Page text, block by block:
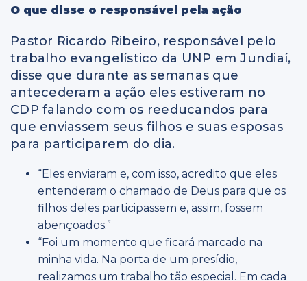
O que disse o responsável pela ação
Pastor Ricardo Ribeiro, responsável pelo
trabalho evangelístico da UNP em Jundiaí,
disse que durante as semanas que
antecederam a ação eles estiveram no
CDP falando com os reeducandos para
que enviassem seus filhos e suas esposas
para participarem do dia.
“Eles enviaram e, com isso, acredito que eles
entenderam o chamado de Deus para que os
filhos deles participassem e, assim, fossem
abençoados.”
“Foi um momento que ficará marcado na
minha vida. Na porta de um presídio,
realizamos um trabalho tão especial. Em cada